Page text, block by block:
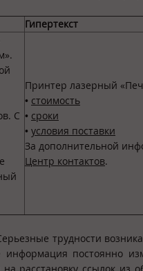
Гипертекст
С
Принтер лазерный
• стоимость
• сроки
• условия поставки
За дополнительной
Центр контактов.
трудности
постоянно
расстановку ссылок из